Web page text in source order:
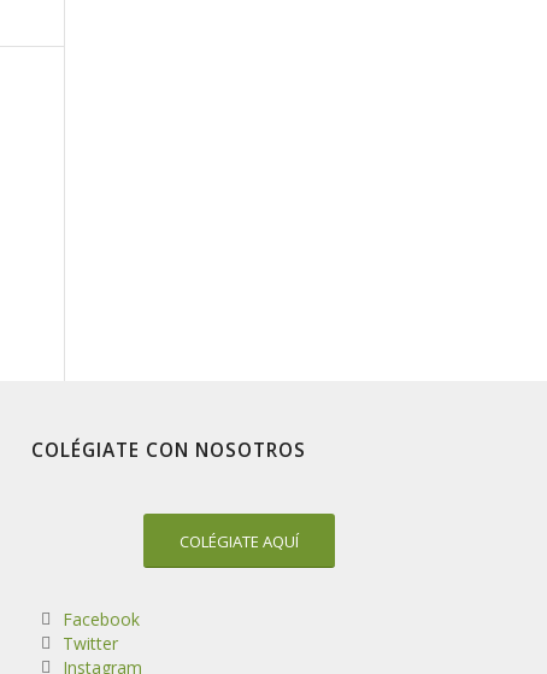
COLÉGIATE CON NOSOTROS
COLÉGIATE AQUÍ
Facebook
Twitter
Instagram